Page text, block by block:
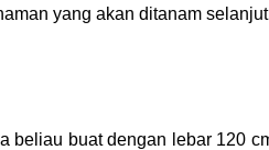
yang akan ditanam
beliau buat dengan lebar 120